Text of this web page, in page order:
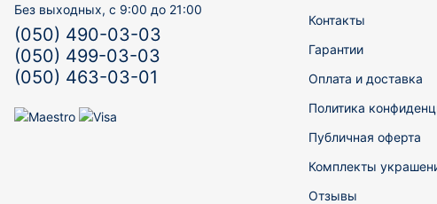
Без выходных, с 9:00 до 21:00
(050) 490-03-03
(050) 499-03-03
(050) 463-03-01
Контакты
Гарантии
Оплата и доставка
Политика
Публичная оферта
Комплекты
Отзывы